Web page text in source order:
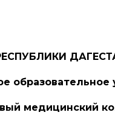
образовательное
медицинский